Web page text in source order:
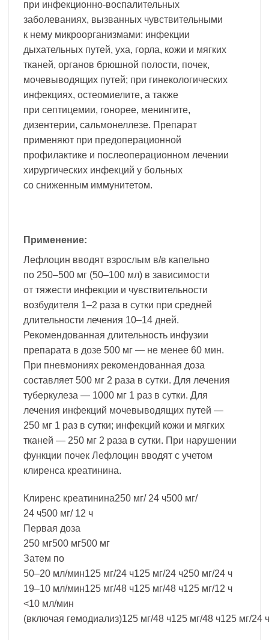
при инфекционно-воспалительных
заболеваниях, вызванных чувствительными
к нему микроорганизмами: инфекции
дыхательных путей, уха, горла, кожи и мягких
тканей, органов брюшной полости, почек,
мочевыводящих путей; при гинекологических
инфекциях, остеомиелите, а также
при септицемии, гонорее, менингите,
дизентерии, сальмонеллезе. Препарат
применяют при предоперационной
профилактике и послеоперационном лечении
хирургических инфекций у больных
со сниженным иммунитетом.
Применение:
Лефлоцин вводят взрослым в/в капельно
по 250–500 мг (50–100 мл) в зависимости
от тяжести инфекции и чувствительности
возбудителя 1–2 раза в сутки при средней
длительности лечения 10–14 дней.
Рекомендованная длительность инфузии
препарата в дозе 500 мг — не менее 60 мин.
При пневмониях рекомендованная доза
составляет 500 мг 2 раза в сутки. Для лечения
туберкулеза — 1000 мг 1 раз в сутки. Для
лечения инфекций мочевыводящих путей —
250 мг 1 раз в сутки; инфекций кожи и мягких
тканей — 250 мг 2 раза в сутки. При нарушении
функции почек Лефлоцин вводят с учетом
клиренса креатинина.
Клиренс креатинина250 мг/ 24 ч500 мг/
24 ч500 мг/ 12 ч
Первая доза
250 мг500 мг500 мг
Затем по
50–20 мл/мин125 мг/24 ч125 мг/24 ч250 мг/24 ч
19–10 мл/мин125 мг/48 ч125 мг/48 ч125 мг/12 ч
<10 мл/мин
(включая гемодиализ)125 мг/48 ч125 мг/48 ч125 мг/24 ч